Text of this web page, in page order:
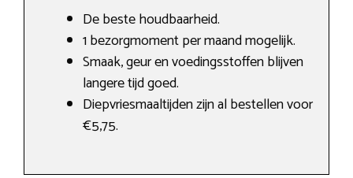
De beste houdbaarheid.
1 bezorgmoment per maand mogelijk.
Smaak, geur en voedingsstoffen blijven
langere tijd goed.
Diepvriesmaaltijden zijn al bestellen voor
€5,75.